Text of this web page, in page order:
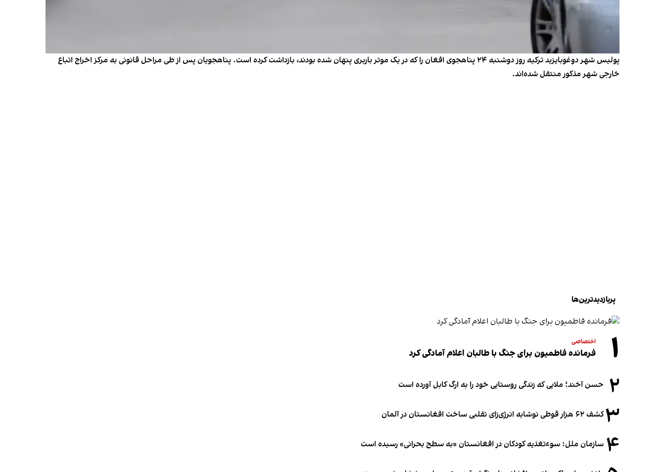
پولیس شهر دوغوبایزید ترکیه روز دوشنبه ۲۴ پناهجوی افغان را که در یک موتر باربری پنهان شده بودند، بازداشت کرده است. پناهجویان پس از طی مراحل قانونی به مرکز اخراج اتباع
خارجی شهر مذکور منتقل شده‌اند.
پربازدیدترین‌ها
۱ اختصاصی
فرمانده فاطمیون برای جنگ با طالبان اعلام آمادگی کرد
۲ حسن آخند؛ ملایی که زندگی روستایی خود را به ارگ کابل آورده است
۳کشف ۶۲ هزار قوطی نوشابه انرژی‌زای تقلبی ساخت افغانستان در آلمان
۴ سازمان ملل: سوء‌تغذیه کودکان در افغانستان «به سطح بحرانی» رسیده است